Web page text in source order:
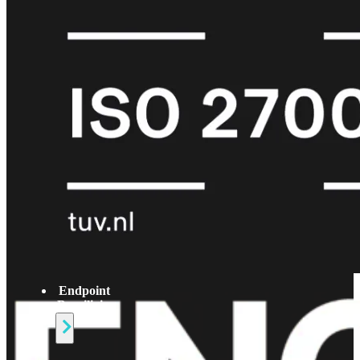
as
Alles
bekijken
BundelsSOC
a
Endpoint
Beveiliging